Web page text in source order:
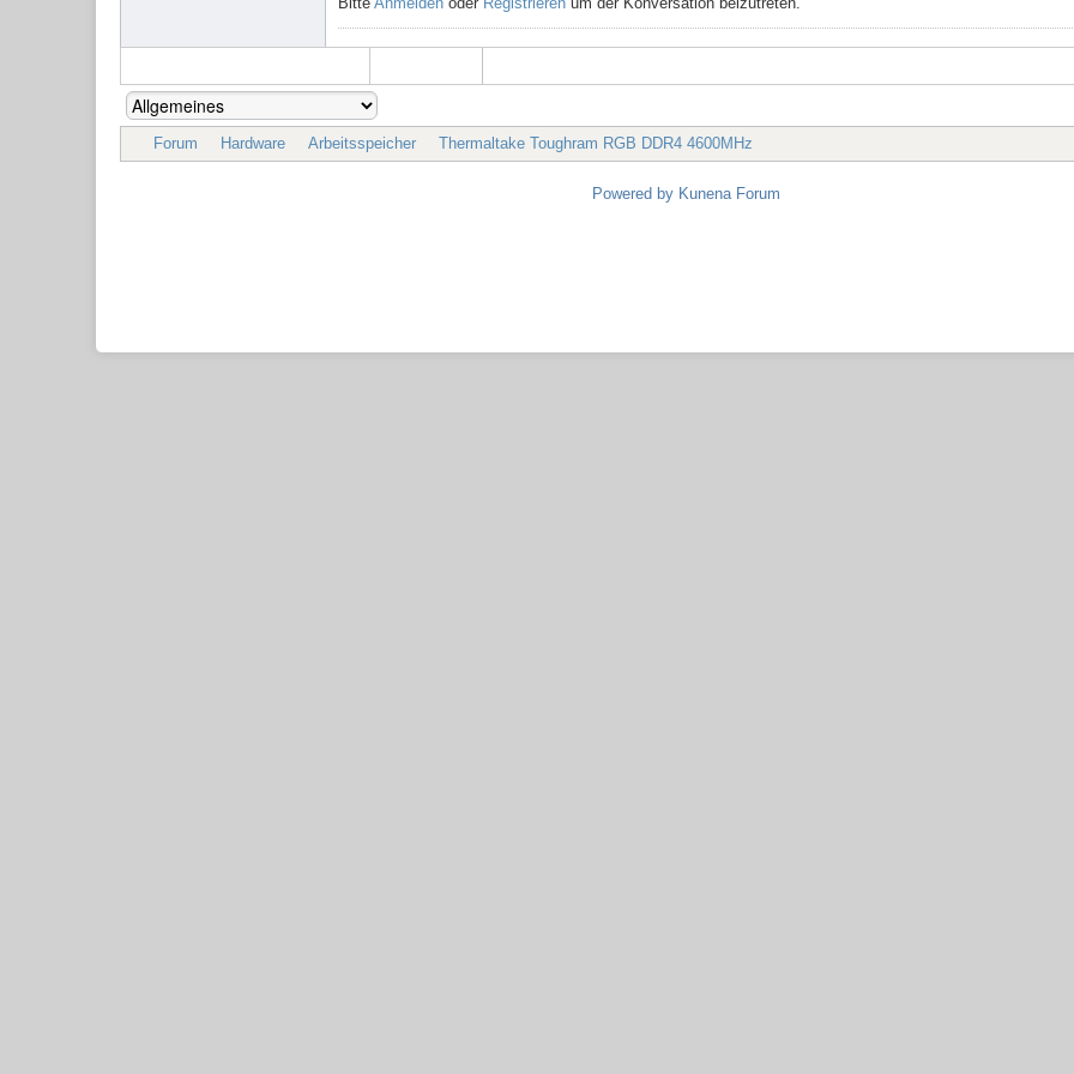
Forum Hardware Arbeitsspeicher Thermaltake Toughram RGB DDR4 4600MHz
Powered by Kunena Forum